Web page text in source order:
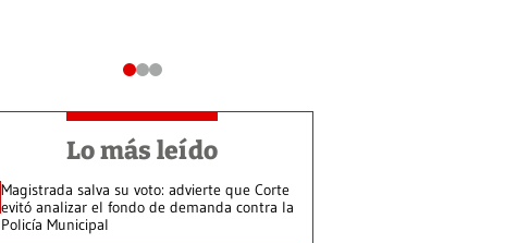
Lo más leído
Magistrada salva su voto: advierte que Corte
evitó analizar el fondo de demanda contra la
Policía Municipal